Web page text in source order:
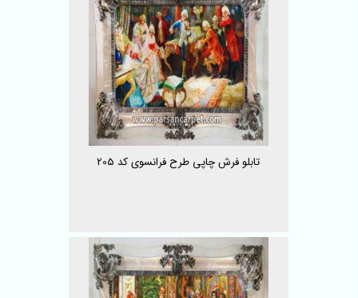
تابلو فرش چاپی طرح فرانسوی کد 205